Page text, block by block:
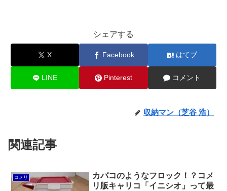
シェアする
X Facebook はてブ
LINE Pinterest コメント
収納マン（芝谷 浩）
関連記事
コメリ
カバコのようなフロック！？コメ
リ版キャリコ「イニシオ」って最